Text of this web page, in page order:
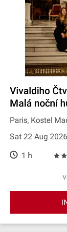
Vivaldiho
Malá noční
Paris, Kostel
Sat 22 Aug
1 h